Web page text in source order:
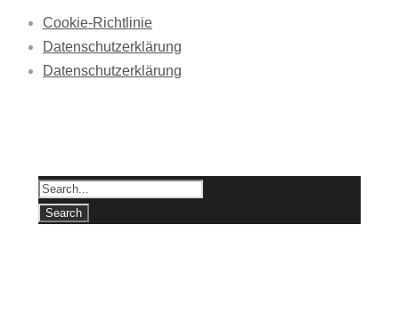
Cookie-Richtlinie
Datenschutzerklärung
Datenschutzerklärung